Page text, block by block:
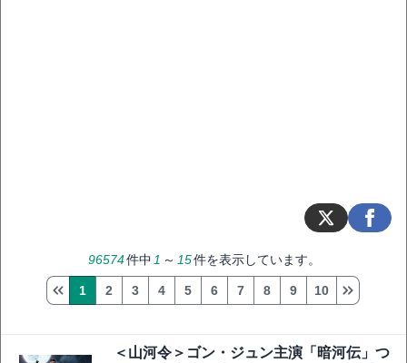
96574件中 1 ～ 15件を表示しています。
1 2 3 4 5 6 7 8 9 10
＜山河令＞ゴン・ジュン主演「暗河伝」つ